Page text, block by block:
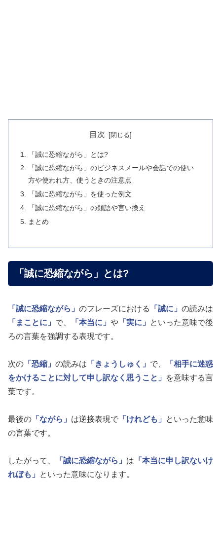
目次
「誠に恐縮ながら」とは?
「誠に恐縮ながら」のビジネスメールや会話での使い
方や使われ方、使うときの注意点
「誠に恐縮ながら」を使った例文
「誠に恐縮ながら」の類語や言い換え
まとめ
「誠に恐縮ながら」とは?
「誠に恐縮ながら」 のフレーズにおける 「誠に」 の読みは
「まことに」 で、 「本当に」 や 「実に」
といった意味で後
ろの言葉を強調する表現です。
次の 「恐縮」 の読みは 「きょうしゅく」 で、
「相手に迷惑
をかけることに対して申し訳なく思うこと」
を意味する言
葉です。
最後の 「ながら」 は逆接表現で 「けれども」
といった意味
の言葉です。
したがって、 「誠に恐縮ながら」 は 「本当に申し訳ないけ
れぼも」
といった意味になります。